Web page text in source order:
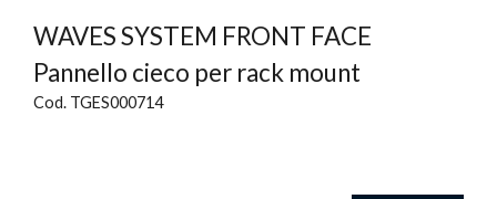
WAVES SYSTEM FRONT FACE
Pannello cieco per rack mount
Cod. TGES000714